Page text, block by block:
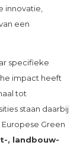
innovatie,
een
specifieke
impact heeft
tot
staan daarbij
Green
, landbouw-